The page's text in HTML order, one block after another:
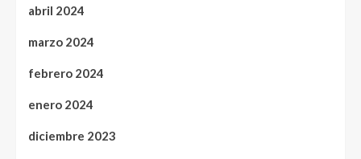
abril 2024
marzo 2024
febrero 2024
enero 2024
diciembre 2023